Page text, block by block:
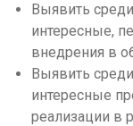
Выявить
интересные,
внедрения в
Выявить
интересные
реализации в